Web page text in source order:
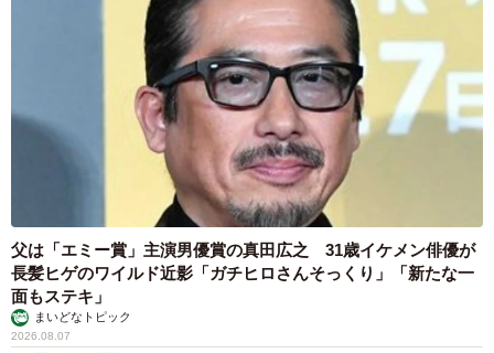
「お相手様からブロックされたのだと思います」
ーー今回、値下げを求められた作品について教えてくださ
「『約束の小夜曲。』という作品で、特徴はこだわり抜い
た背景と海底の表現、そこから織り成されるどこか冷たさ
を感じる夜の海の風景を感じられる所でしょうか」
ーー値下げ交渉を求められることはしばしばあるのでしょ
うか。
父は「エミー賞」主演男優賞の真田広之 31歳イケメン俳優が
長髪ヒゲのワイルド近影「ガチヒロさんそっくり」「新たな一
面もステキ」
まいどなトピック
2026.08.07